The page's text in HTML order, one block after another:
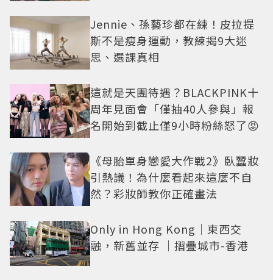
Jennie、孫藝珍都在練！皮拉提
斯不是瘦身運動，教練揭9大迷
思、選課真相
這就是天團待遇？BLACKPINK十
周年見面會「僅抽40人參與」報
名開始到截止僅9小時粉絲怒了😡
《母胎單身戀愛大作戰2》臥蠶妝
引熱議！為什麼看起來這麼不自
然？彩妝師教你正確畫法
Only in Hong Kong｜東西交
融，新舊並存 ｜摺疊城市-香港